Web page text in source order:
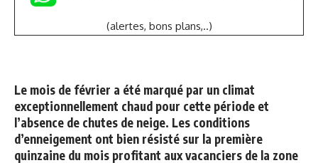
(alertes, bons plans,..)
Le mois de février a été marqué par un climat
exceptionnellement chaud pour cette période et
l’absence de chutes de neige. Les conditions
d’enneigement ont bien résisté sur la première
quinzaine du mois profitant aux vacanciers de la zone